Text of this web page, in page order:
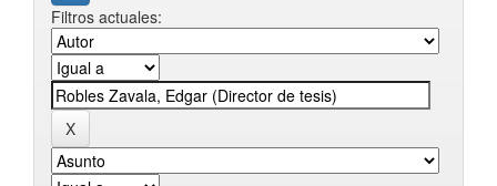
Filtros actuales: